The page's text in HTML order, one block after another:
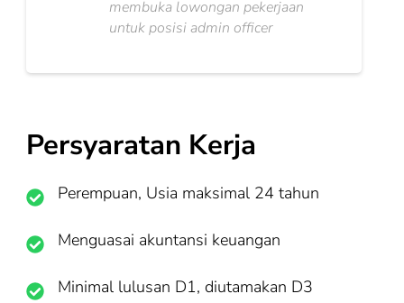
membuka lowongan pekerjaan
untuk posisi admin officer
Persyaratan Kerja
Perempuan, Usia maksimal 24 tahun
Menguasai akuntansi keuangan
Minimal lulusan D1, diutamakan D3